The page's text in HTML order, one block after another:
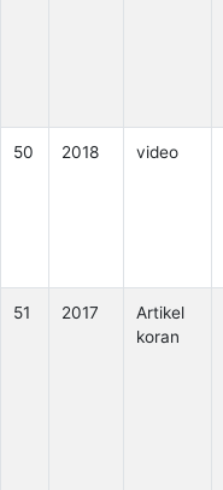
50 2018 video
51 2017
Artikel
koran